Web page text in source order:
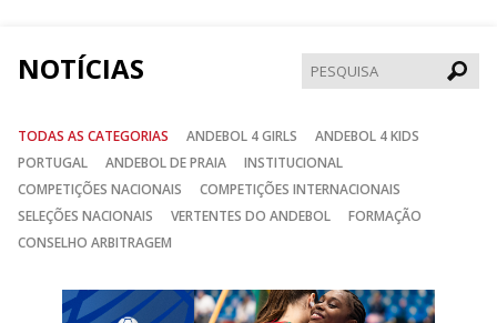
NOTÍCIAS
TODAS AS CATEGORIAS ANDEBOL 4 GIRLS
ANDEBOL 4 KIDS
PORTUGAL
ANDEBOL DE PRAIA
INSTITUCIONAL
COMPETIÇÕES NACIONAIS
COMPETIÇÕES INTERNACIONAIS
SELEÇÕES NACIONAIS
VERTENTES DO ANDEBOL
FORMAÇÃO
CONSELHO ARBITRAGEM
Anterior